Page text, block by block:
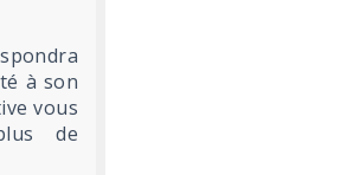
à son
vous
de